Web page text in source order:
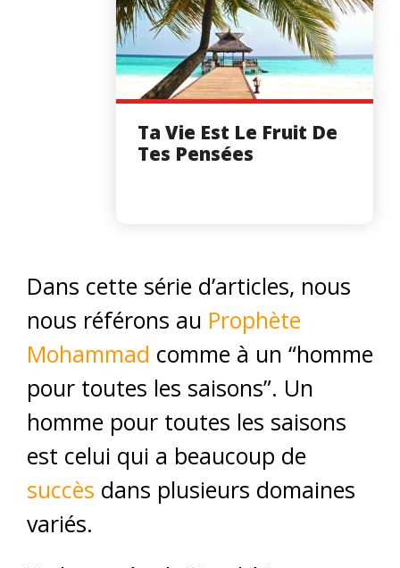
Ta Vie Est Le Fruit De
Tes Pensées
Dans cette série d’articles, nous
nous référons au Prophète
Mohammad comme à un “homme
pour toutes les saisons”. Un
homme pour toutes les saisons
est celui qui a beaucoup de
succès dans plusieurs domaines
variés.